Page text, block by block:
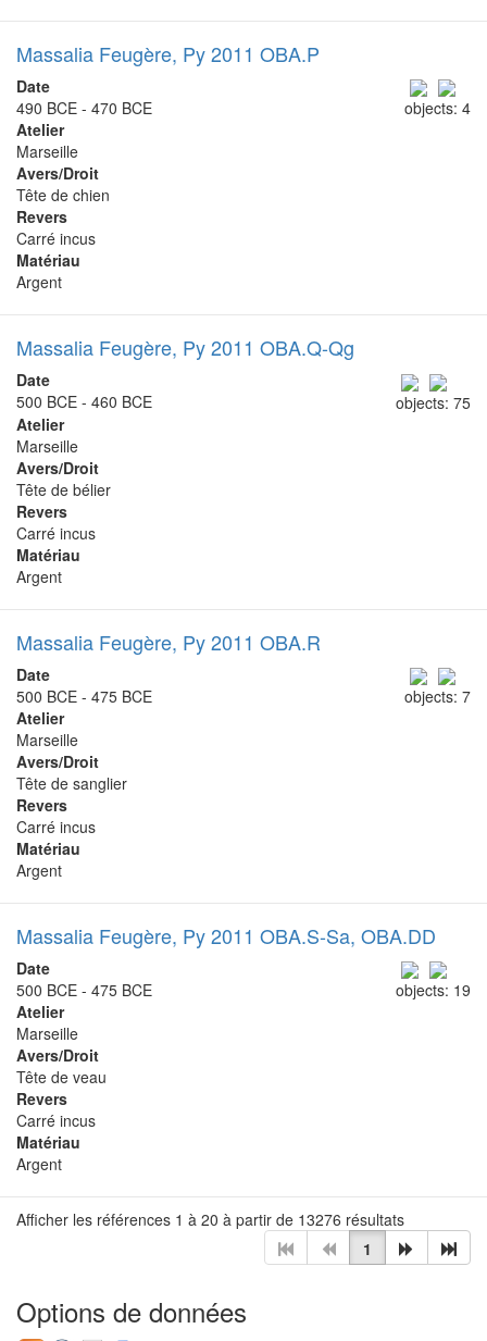
Massalia Feugère, Py 2011 OBA.P
objects: 4
Date
490 BCE - 470 BCE
Atelier
Marseille
Avers/Droit
Tête de chien
Revers
Carré incus
Matériau
Argent
Massalia Feugère, Py 2011 OBA.Q-Qg
objects: 75
Date
500 BCE - 460 BCE
Atelier
Marseille
Avers/Droit
Tête de bélier
Revers
Carré incus
Matériau
Argent
Massalia Feugère, Py 2011 OBA.R
objects: 7
Date
500 BCE - 475 BCE
Atelier
Marseille
Avers/Droit
Tête de sanglier
Revers
Carré incus
Matériau
Argent
Massalia Feugère, Py 2011 OBA.S-Sa, OBA.DD
objects: 19
Date
500 BCE - 475 BCE
Atelier
Marseille
Avers/Droit
Tête de veau
Revers
Carré incus
Matériau
Argent
Afficher les références 1 à 20 à partir de 13276 résultats
1
Options de données